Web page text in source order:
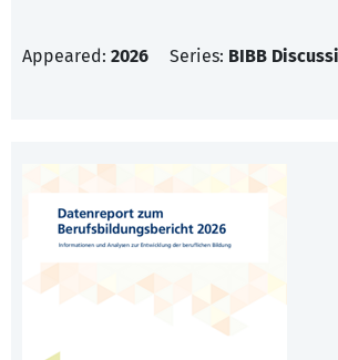
Appeared: 2026 Series: BIBB